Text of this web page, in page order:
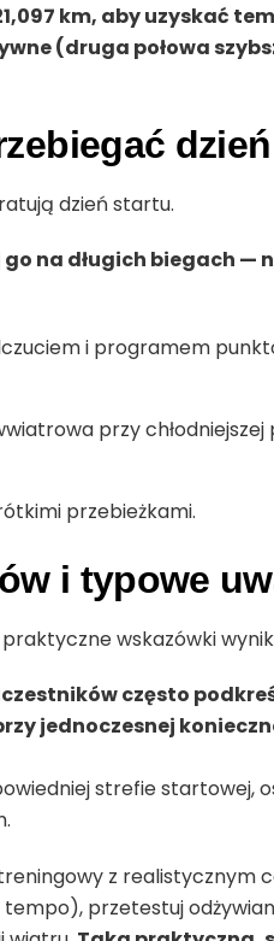
km, aby uzyskać
(druga połowa
dzień startu.
na długich biegach —
i programem
przy
przebieżkami.
i typowe
wskazówki
często
jednoczesnej
strefie startowej,
z realistycznym
tempo), przetestuj